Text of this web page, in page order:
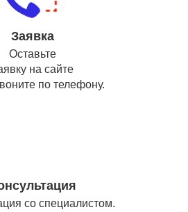
Заявка
Оставьте
на сайте
по телефону.
со специалистом.